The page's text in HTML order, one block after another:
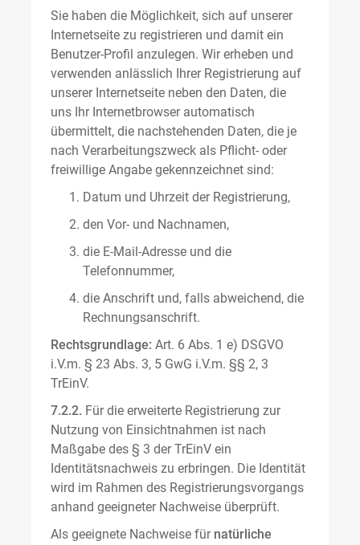
Sie haben die Möglichkeit, sich auf unserer
Internetseite zu registrieren und damit ein
Benutzer-Profil anzulegen. Wir erheben und
verwenden anlässlich Ihrer Registrierung auf
unserer Internetseite neben den Daten, die
uns Ihr Internetbrowser automatisch
übermittelt, die nachstehenden Daten, die je
nach Verarbeitungszweck als Pflicht- oder
freiwillige Angabe gekennzeichnet sind:
Datum und Uhrzeit der Registrierung,
den Vor- und Nachnamen,
die E-Mail-Adresse und die
Telefonnummer,
die Anschrift und, falls abweichend, die
Rechnungsanschrift.
Rechtsgrundlage: Art. 6 Abs. 1 e) DSGVO
i.V.m. § 23 Abs. 3, 5 GwG i.V.m. §§ 2, 3
TrEinV.
7.2.2. Für die erweiterte Registrierung zur
Nutzung von Einsichtnahmen ist nach
Maßgabe des § 3 der TrEinV ein
Identitätsnachweis zu erbringen. Die Identität
wird im Rahmen des Registrierungsvorgangs
anhand geeigneter Nachweise überprüft.
Als geeignete Nachweise für natürliche